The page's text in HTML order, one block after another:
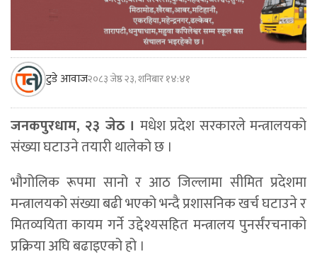
टुडे आवाज२०८३ जेष्ठ २३, शनिबार १४:४१
जनकपुरधाम, २३ जेठ । मधेश प्रदेश सरकारले मन्त्रालयको
संख्या घटाउने तयारी थालेको छ ।
भौगोलिक रूपमा सानो र आठ जिल्लामा सीमित प्रदेशमा
मन्त्रालयको संख्या बढी भएको भन्दै प्रशासनिक खर्च घटाउने र
मितव्ययिता कायम गर्ने उद्देश्यसहित मन्त्रालय पुनर्संरचनाको
प्रक्रिया अघि बढाइएको हो ।